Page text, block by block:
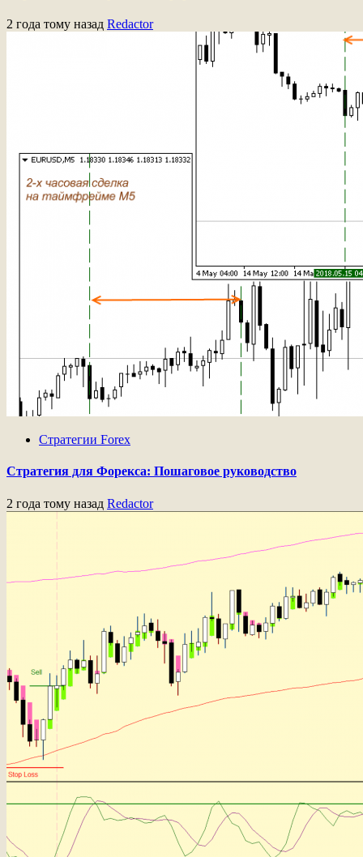
2 года тому назад Redactor
Стратегии Forex
Стратегия для Форекса: Пошаговое руководство
2 года тому назад Redactor